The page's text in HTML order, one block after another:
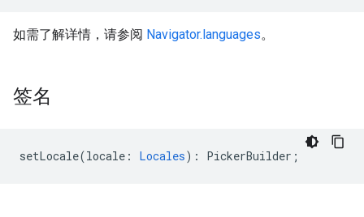
如需了解详情，请参阅 Navigator.languages。
签名
setLocale(locale : Locales) : PickerBuilder ;